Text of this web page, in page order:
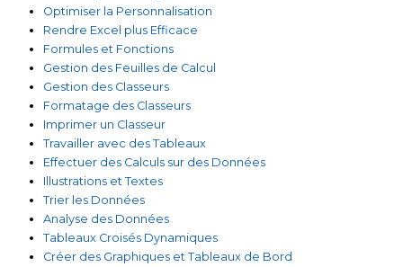
Optimiser la Personnalisation
Rendre Excel plus Efficace
Formules et Fonctions
Gestion des Feuilles de Calcul
Gestion des Classeurs
Formatage des Classeurs
Imprimer un Classeur
Travailler avec des Tableaux
Effectuer des Calculs sur des Données
Illustrations et Textes
Trier les Données
Analyse des Données
Tableaux Croisés Dynamiques
Créer des Graphiques et Tableaux de Bord